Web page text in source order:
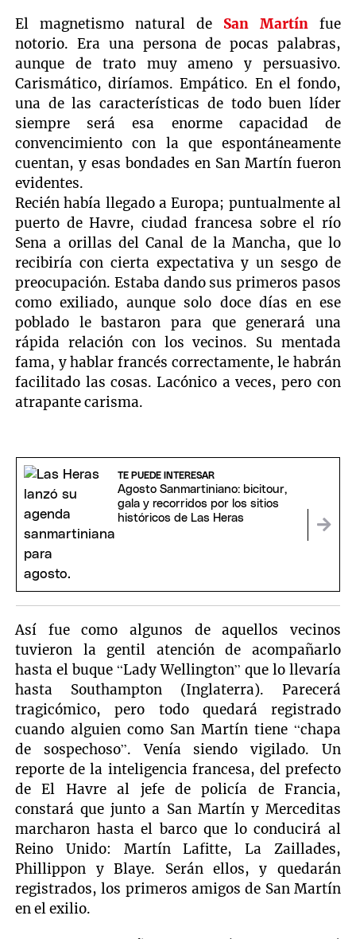
El magnetismo natural de San Martínfue
notorio. Era una persona de pocas palabras,
aunque de trato muy ameno y persuasivo.
Carismático, diríamos. Empático. En el fondo,
una de las características de todo buen líder
siempre será esa enorme capacidad de
convencimiento con la que espontáneamente
cuentan, y esas bondades en San Martín fueron
evidentes.
Recién había llegado a Europa; puntualmente al
puerto de Havre, ciudad francesa sobre el río
Sena a orillas del Canal de la Mancha, que lo
recibiría con cierta expectativa y un sesgo de
preocupación. Estaba dando sus primeros pasos
como exiliado, aunque solo doce días en ese
poblado le bastaron para que generará una
rápida relación con los vecinos. Su mentada
fama, y hablar francés correctamente, le habrán
facilitado las cosas. Lacónico a veces, pero con
atrapante carisma.
TE PUEDE INTERESAR
Agosto Sanmartiniano: bicitour,
gala y recorridos por los sitios
históricos de Las Heras
Así fue como algunos de aquellos vecinos
tuvieron la gentil atención de acompañarlo
hasta el buque “Lady Wellington” que lo llevaría
hasta Southampton (Inglaterra). Parecerá
tragicómico, pero todo quedará registrado
cuando alguien como San Martín tiene “chapa
de sospechoso”. Venía siendo vigilado. Un
reporte de la inteligencia francesa, del prefecto
de El Havre al jefe de policía de Francia,
constará que junto a San Martín y Merceditas
marcharon hasta el barco que lo conducirá al
Reino Unido: Martín Lafitte, La Zaillades,
Phillippon y Blaye. Serán ellos, y quedarán
registrados, los primeros amigos de San Martín
en el exilio.